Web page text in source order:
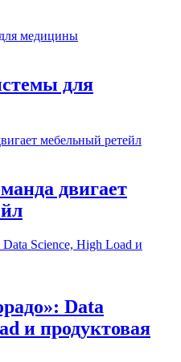
для
двигает
Data
и продуктовая